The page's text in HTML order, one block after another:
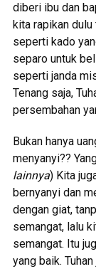
diberi ibu dan
kita rapikan
seperti kado
separo untuk
seperti janda
Tenang saja,
persembahan
Bukan hanya
menyanyi??
lainnya) Kita
bernyanyi dan
dengan giat,
semangat, lalu
semangat. Itu
yang baik.